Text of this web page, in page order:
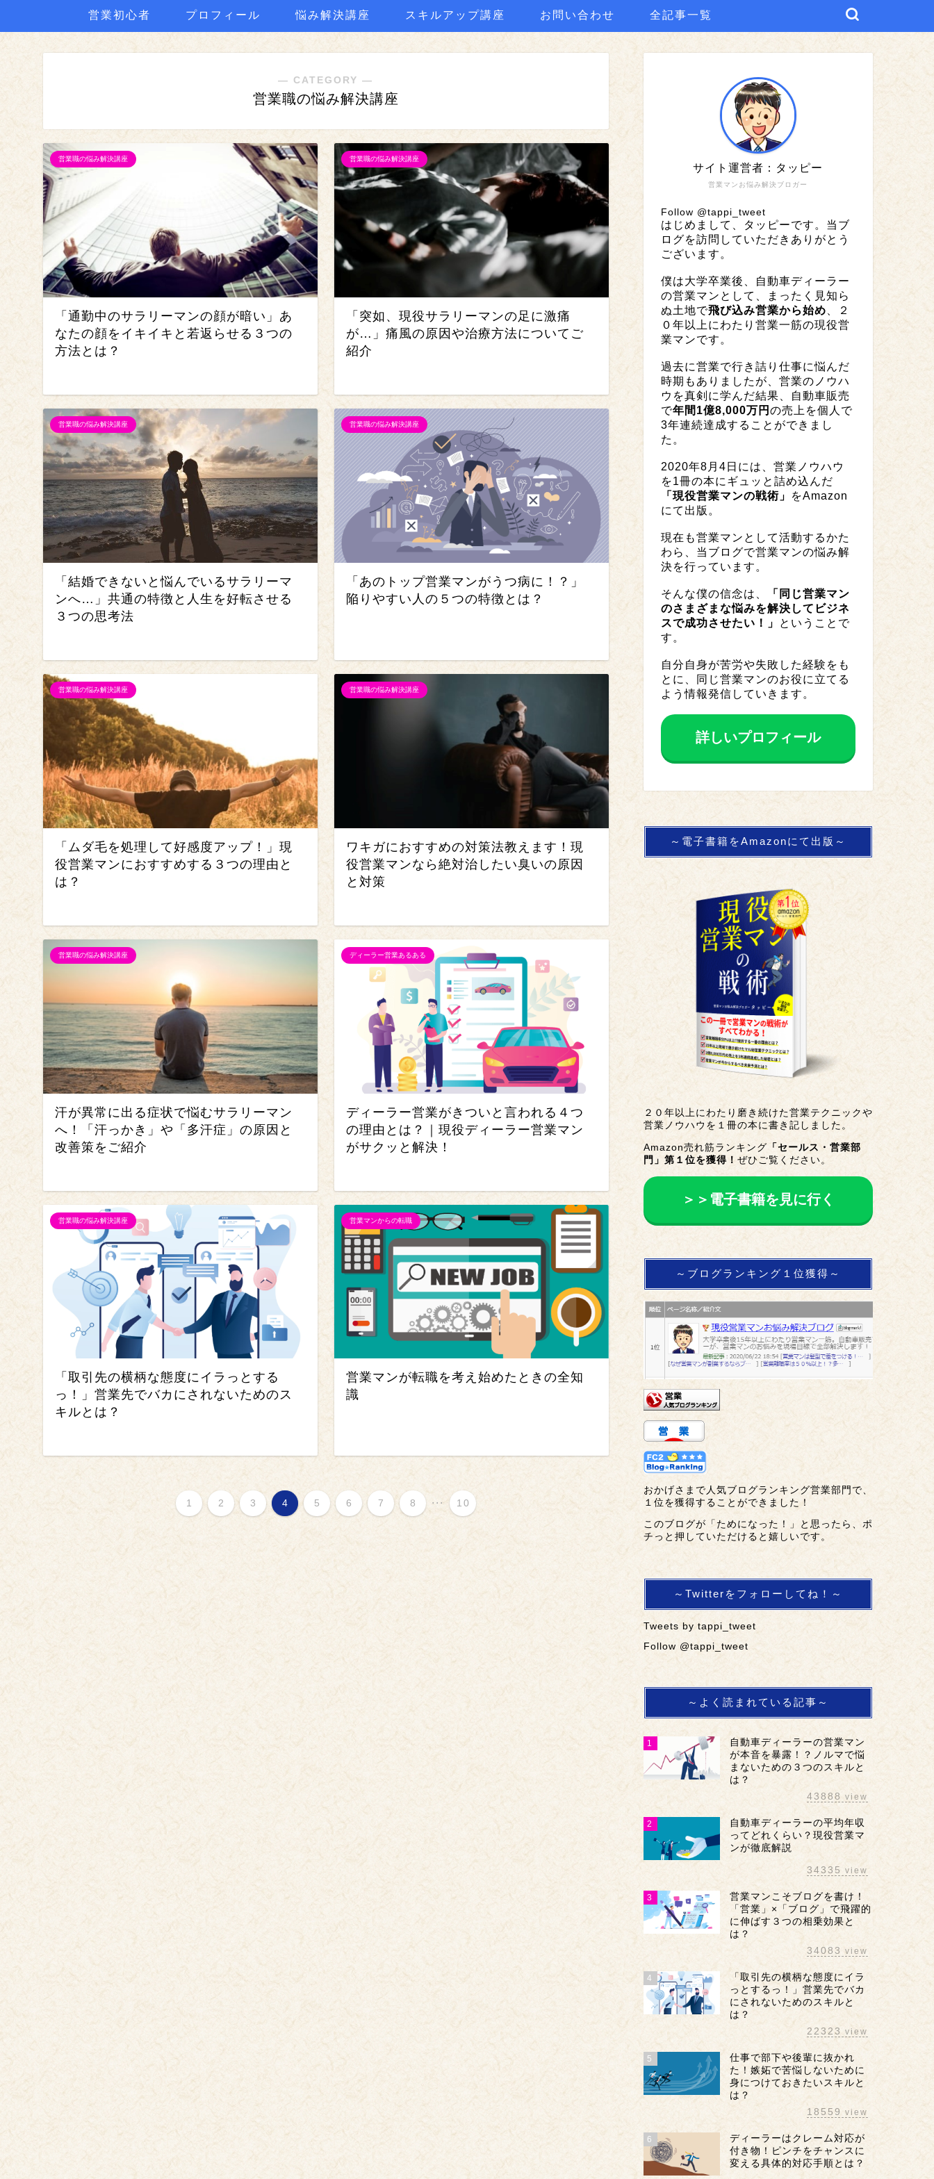
営業初心者 プロフィール 悩み解決講座 スキルアップ講座 お問い合わせ 全記事一覧
― CATEGORY ―
営業職の悩み解決講座
営業職の悩み解決講座
「通勤中のサラリーマンの顔が暗い」あ
なたの顔をイキイキと若返らせる３つの
方法とは？
営業職の悩み解決講座
「突如、現役サラリーマンの足に激痛
が…」痛風の原因や治療方法についてご
紹介
営業職の悩み解決講座
「結婚できないと悩んでいるサラリーマ
ンへ…」共通の特徴と人生を好転させる
３つの思考法
営業職の悩み解決講座
「あのトップ営業マンがうつ病に！？」
陥りやすい人の５つの特徴とは？
営業職の悩み解決講座
「ムダ毛を処理して好感度アップ！」現
役営業マンにおすすめする３つの理由と
は？
営業職の悩み解決講座
ワキガにおすすめの対策法教えます！現
役営業マンなら絶対治したい臭いの原因
と対策
営業職の悩み解決講座
汗が異常に出る症状で悩むサラリーマン
へ！「汗っかき」や「多汗症」の原因と
改善策をご紹介
ディーラー営業あるある
ディーラー営業がきついと言われる４つ
の理由とは？｜現役ディーラー営業マン
がサクッと解決！
営業職の悩み解決講座
「取引先の横柄な態度にイラっとする
っ！」営業先でバカにされないためのス
キルとは？
営業マンからの転職
営業マンが転職を考え始めたときの全知
識
1 2 3 4 5 6 7 8 ... 10
営業マンお悩み解決ブロガー
サイト運営者：タッピー
Follow @tappi_tweet
はじめまして、タッピーです。当ブ
ログを訪問していただきありがとう
ございます。
僕は大学卒業後、自動車ディーラー
の営業マンとして、まったく見知ら
ぬ土地で飛び込み営業から始め 、２
０年以上にわたり営業一筋の現役営
業マンです。
過去に営業で行き詰り仕事に悩んだ
時期もありましたが、営業のノウハ
ウを真剣に学んだ結果、自動車販売
で年間1億8,000万円 の売上を個人で
3年連続達成することができまし
た。
2020年8月4日には、営業ノウハウ
を1冊の本にギュッと詰め込んだ
「現役営業マンの戦術」
をAmazon
にて出版。
現在も営業マンとして活動するかた
わら、当ブログで営業マンの悩み解
決を行っています。
そんな僕の信念は、
「同じ営業マン
のさまざまな悩みを解決してビジネ
スで成功させたい！」
ということで
す。
自分自身が苦労や失敗した経験をも
とに、同じ営業マンのお役に立てる
よう情報発信していきます。
詳しいプロフィール
～電子書籍をAmazonにて出版～
２０年以上にわたり磨き続けた営業テクニックや
営業ノウハウを１冊の本に書き記しました。
Amazon売れ筋ランキング「セールス・営業部
門」第１位を獲得！ ぜひご覧ください。
＞＞電子書籍を見に行く
～ブログランキング１位獲得～
おかげさまで人気ブログランキング営業部門で、
１位を獲得することができました！
このブログが「ためになった！」と思ったら、ポ
チっと押していただけると嬉しいです。
～Twitterをフォローしてね！～
Tweets by tappi_tweet
Follow @tappi_tweet
～よく読まれている記事～
1
自動車ディーラーの営業マン
が本音を暴露！？ノルマで悩
まないための３つのスキルと
は？
43888 view
2
自動車ディーラーの平均年収
ってどれくらい？現役営業マ
ンが徹底解説
34335 view
3
営業マンこそブログを書け！
「営業」×「ブログ」で飛躍的
に伸ばす３つの相乗効果と
は？
34083 view
4
「取引先の横柄な態度にイラ
っとするっ！」営業先でバカ
にされないためのスキルと
は？
22323 view
5
仕事で部下や後輩に抜かれ
た！嫉妬で苦悩しないために
身につけておきたいスキルと
は？
18559 view
6
ディーラーはクレーム対応が
付き物！ピンチをチャンスに
変える具体的対応手順とは？